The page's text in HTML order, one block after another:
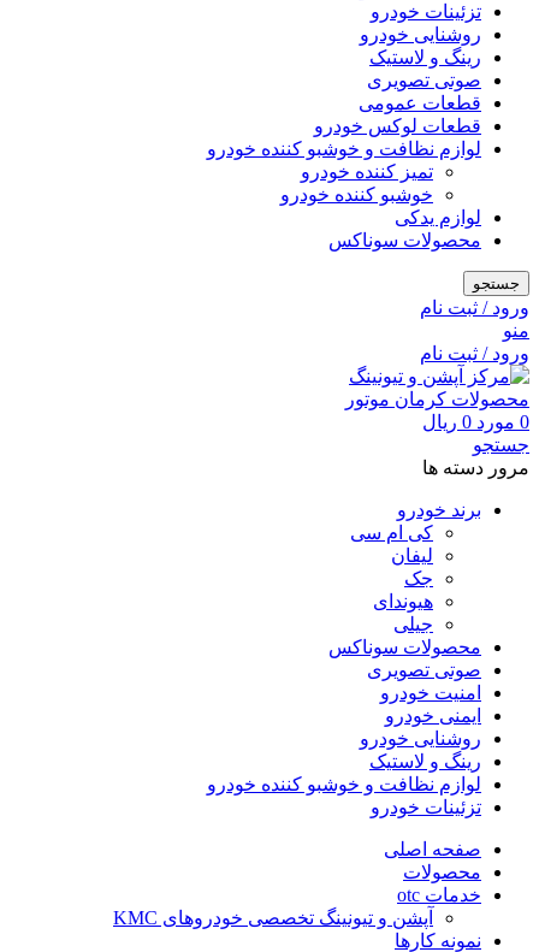
تزئینات خودرو
روشنایی خودرو
رینگ و لاستیک
صوتی تصویری
قطعات عمومی
قطعات لوکس خودرو
لوازم نظافت و خوشبو کننده خودرو
تمیز کننده خودرو
خوشبو کننده خودرو
لوازم یدکی
محصولات سوناکس
جستجو
ورود / ثبت نام
منو
ورود / ثبت نام
0 مورد 0 ریال
جستجو
مرور دسته ها
برند خودرو
کی ام سی
لیفان
جک
هیوندای
جیلی
محصولات سوناکس
صوتی تصویری
امنیت خودرو
ایمنی خودرو
روشنایی خودرو
رینگ و لاستیک
لوازم نظافت و خوشبو کننده خودرو
تزئینات خودرو
صفحه اصلی
محصولات
خدمات otc
آپشن و تیونینگ تخصصی خودروهای KMC
نمونه کارها